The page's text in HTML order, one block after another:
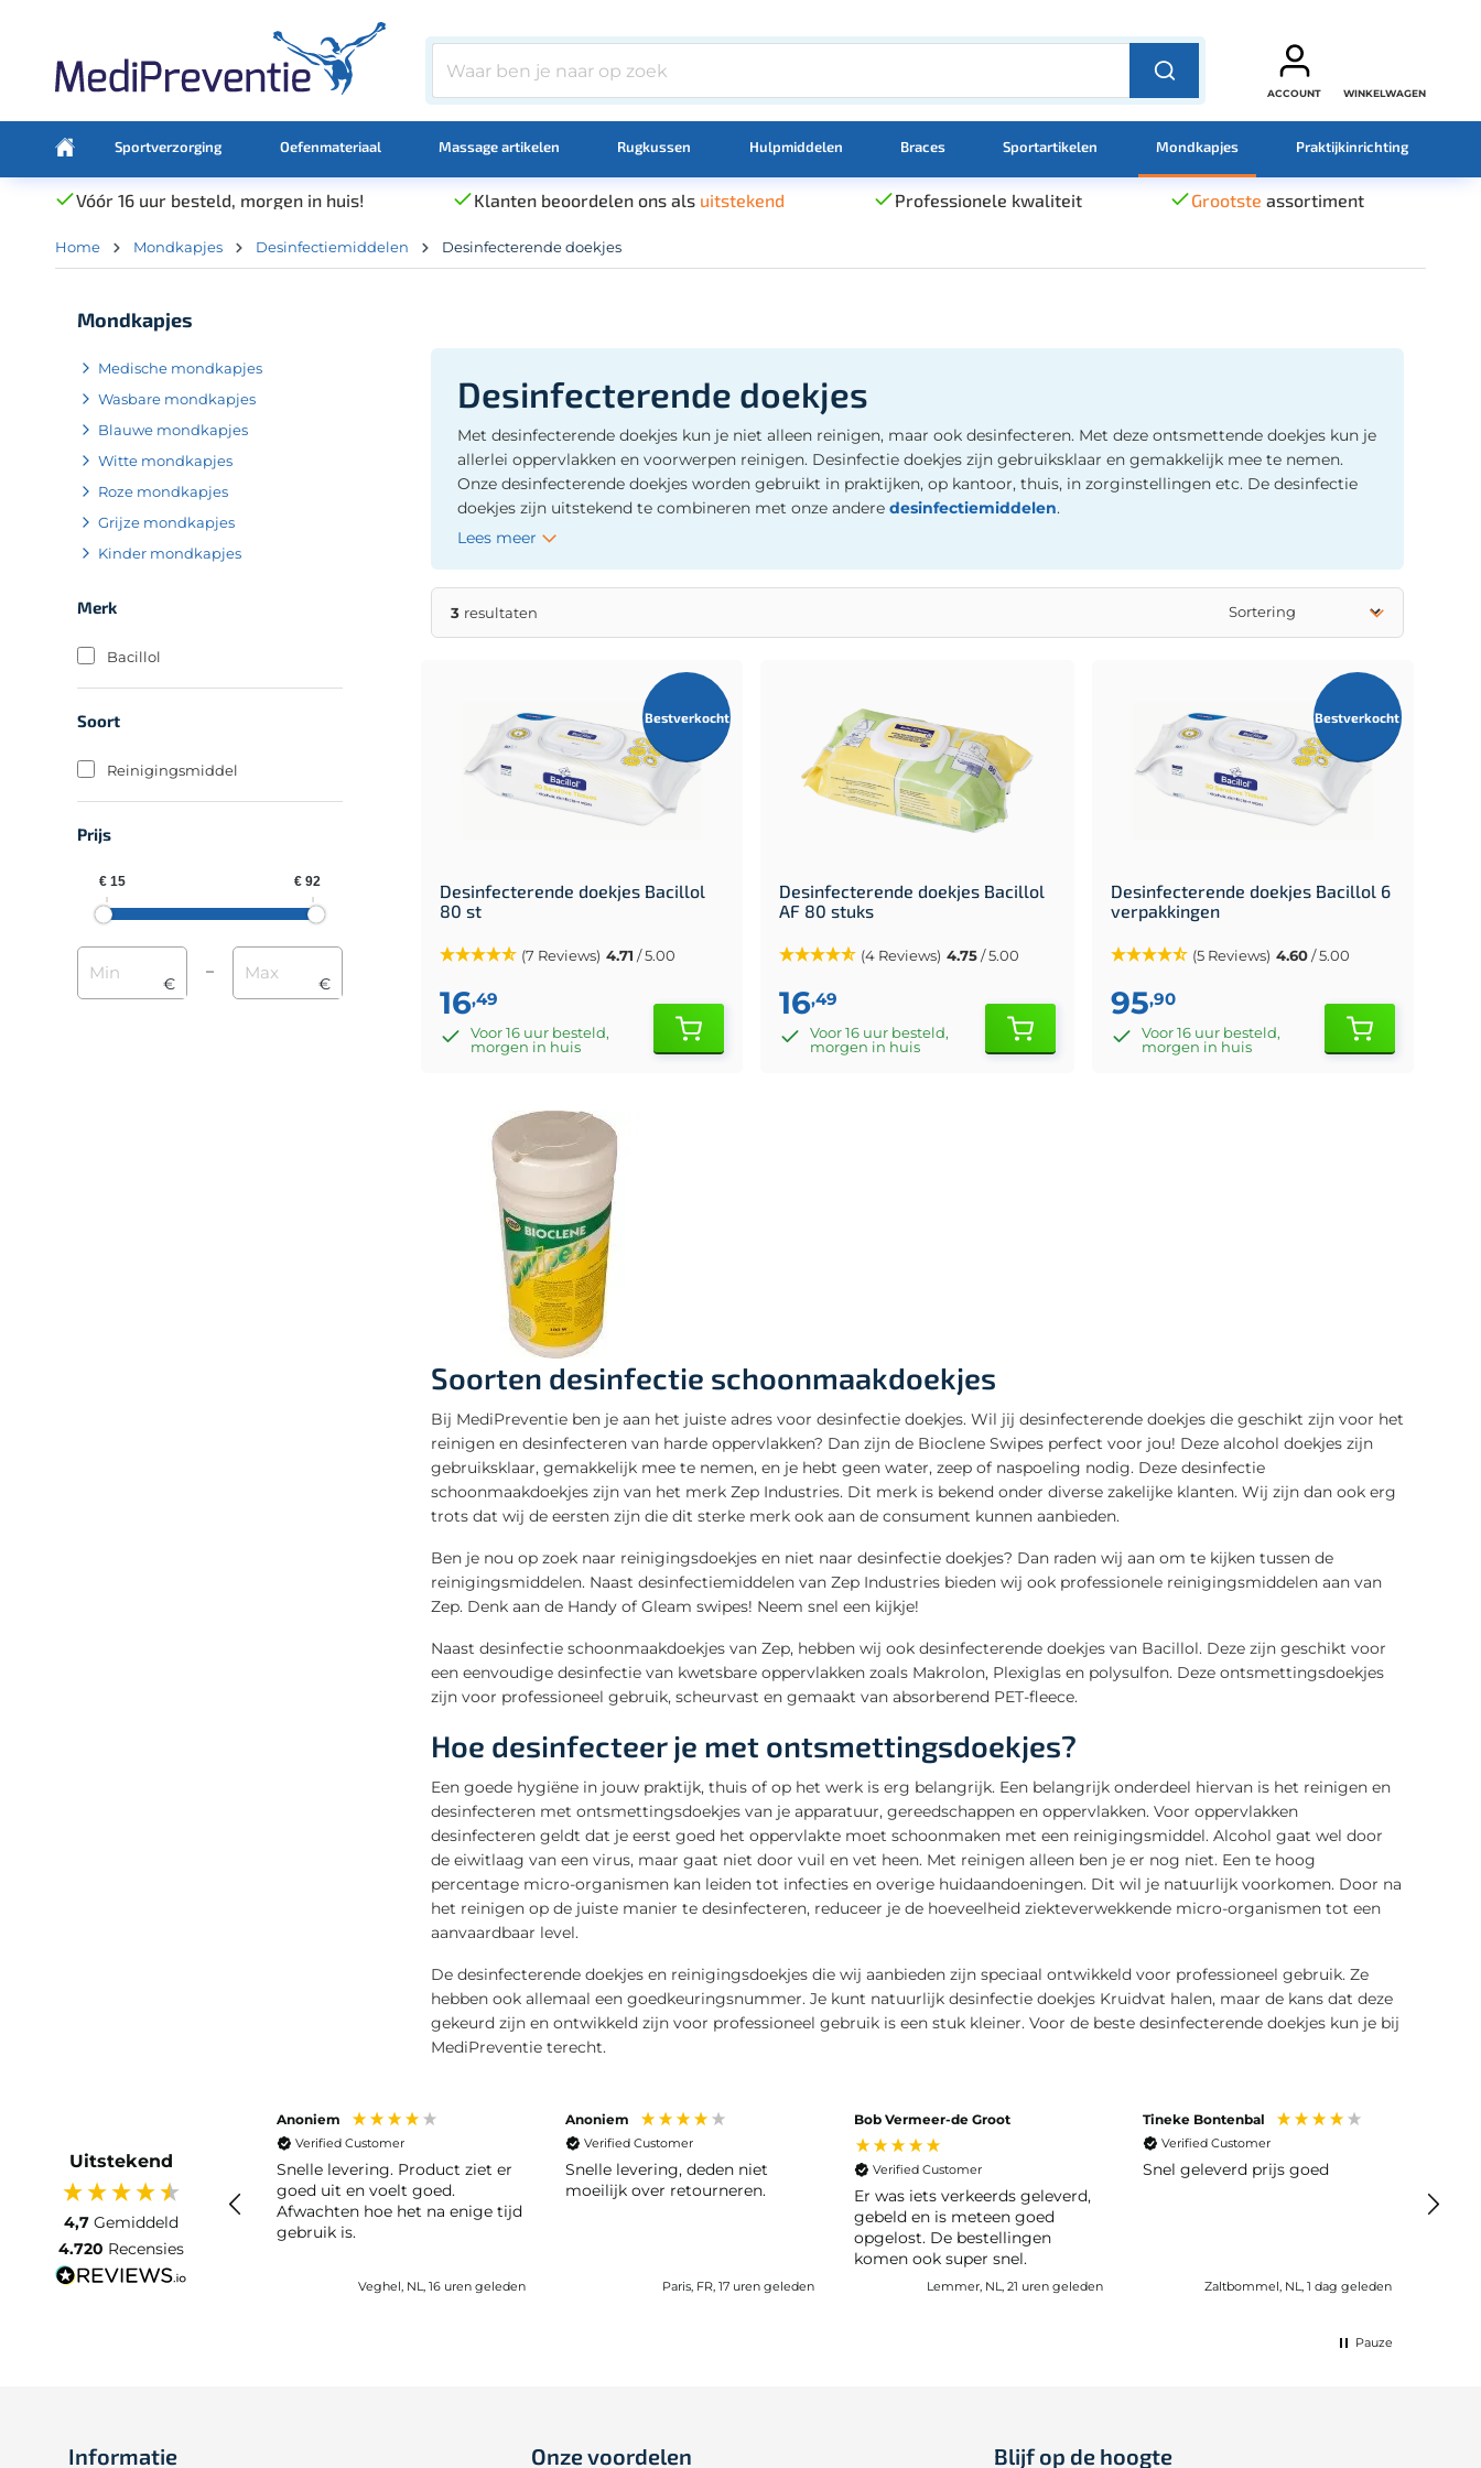
ACCOUNT WINKELWAGEN
Sportverzorging Oefenmateriaal Massage artikelen Rugkussen Hulpmiddelen Braces Sportartikelen Mondkapjes Praktijkinrichting
Vóór 16 uur besteld, morgen in huis! Klanten beoordelen ons als uitstekend Professionele kwaliteit Grootste assortiment
Home Mondkapjes Desinfectiemiddelen Desinfecterende doekjes
Mondkapjes
Medische mondkapjes
Wasbare mondkapjes
Blauwe mondkapjes
Witte mondkapjes
Roze mondkapjes
Grijze mondkapjes
Kinder mondkapjes
Merk
Bacillol
Soort
Reinigingsmiddel
Prijs
€
–
€
Desinfecterende doekjes
Met desinfecterende doekjes kun je niet alleen reinigen, maar ook desinfecteren. Met deze ontsmettende doekjes kun je
allerlei oppervlakken en voorwerpen reinigen. Desinfectie doekjes zijn gebruiksklaar en gemakkelijk mee te nemen.
Onze desinfecterende doekjes worden gebruikt in praktijken, op kantoor, thuis, in zorginstellingen etc. De desinfectie
doekjes zijn uitstekend te combineren met onze andere desinfectiemiddelen.
Lees meer
3 resultaten
Bestverkocht
Desinfecterende doekjes Bacillol
80 st
(7 Reviews) 4.71 / 5.00
16,49
Voor 16 uur besteld,
morgen in huis
Desinfecterende doekjes Bacillol
AF 80 stuks
(4 Reviews) 4.75/ 5.00
16,49
Voor 16 uur besteld,
morgen in huis
Bestverkocht
Desinfecterende doekjes Bacillol 6
verpakkingen
(5 Reviews) 4.60/ 5.00
95,90
Voor 16 uur besteld,
morgen in huis
Soorten desinfectie schoonmaakdoekjes
Bij MediPreventie ben je aan het juiste adres voor desinfectie doekjes. Wil jij desinfecterende doekjes die geschikt zijn voor het
reinigen en desinfecteren van harde oppervlakken? Dan zijn de Bioclene Swipes perfect voor jou! Deze alcohol doekjes zijn
gebruiksklaar, gemakkelijk mee te nemen, en je hebt geen water, zeep of naspoeling nodig. Deze desinfectie
schoonmaakdoekjes zijn van het merk Zep Industries. Dit merk is bekend onder diverse zakelijke klanten. Wij zijn dan ook erg
trots dat wij de eersten zijn die dit sterke merk ook aan de consument kunnen aanbieden.
Ben je nou op zoek naar reinigingsdoekjes en niet naar desinfectie doekjes? Dan raden wij aan om te kijken tussen de
reinigingsmiddelen. Naast desinfectiemiddelen van Zep Industries bieden wij ook professionele reinigingsmiddelen aan van
Zep. Denk aan de Handy of Gleam swipes! Neem snel een kijkje!
Naast desinfectie schoonmaakdoekjes van Zep, hebben wij ook desinfecterende doekjes van Bacillol. Deze zijn geschikt voor
een eenvoudige desinfectie van kwetsbare oppervlakken zoals Makrolon, Plexiglas en polysulfon. Deze ontsmettingsdoekjes
zijn voor professioneel gebruik, scheurvast en gemaakt van absorberend PET-fleece.
Hoe desinfecteer je met ontsmettingsdoekjes?
Een goede hygiëne in jouw praktijk, thuis of op het werk is erg belangrijk. Een belangrijk onderdeel hiervan is het reinigen en
desinfecteren met ontsmettingsdoekjes van je apparatuur, gereedschappen en oppervlakken. Voor oppervlakken
desinfecteren geldt dat je eerst goed het oppervlakte moet schoonmaken met een reinigingsmiddel. Alcohol gaat wel door
de eiwitlaag van een virus, maar gaat niet door vuil en vet heen. Met reinigen alleen ben je er nog niet. Een te hoog
percentage micro-organismen kan leiden tot infecties en overige huidaandoeningen. Dit wil je natuurlijk voorkomen. Door na
het reinigen op de juiste manier te desinfecteren, reduceer je de hoeveelheid ziekteverwekkende micro-organismen tot een
aanvaardbaar level.
De desinfecterende doekjes en reinigingsdoekjes die wij aanbieden zijn speciaal ontwikkeld voor professioneel gebruik. Ze
hebben ook allemaal een goedkeuringsnummer. Je kunt natuurlijk desinfectie doekjes Kruidvat halen, maar de kans dat deze
gekeurd zijn en ontwikkeld zijn voor professioneel gebruik is een stuk kleiner. Voor de beste desinfecterende doekjes kun je bij
MediPreventie terecht.
Uitstekend
4,7 Gemiddeld
4.720 Recensies
Anoniem
Verified Customer
Snelle levering. Product ziet er
goed uit en voelt goed.
Afwachten hoe het na enige tijd
gebruik is.
Veghel, NL, 16 uren geleden
Anoniem
Verified Customer
Snelle levering, deden niet
moeilijk over retourneren.
Paris, FR, 17 uren geleden
Bob Vermeer-de Groot
Verified Customer
Er was iets verkeerds geleverd,
gebeld en is meteen goed
opgelost. De bestellingen
komen ook super snel.
Lemmer, NL, 21 uren geleden
Tineke Bontenbal
Verified Customer
Snel geleverd prijs goed
Zaltbommel, NL, 1 dag geleden
Pauze
Informatie Onze voordelen Blijf op de hoogte